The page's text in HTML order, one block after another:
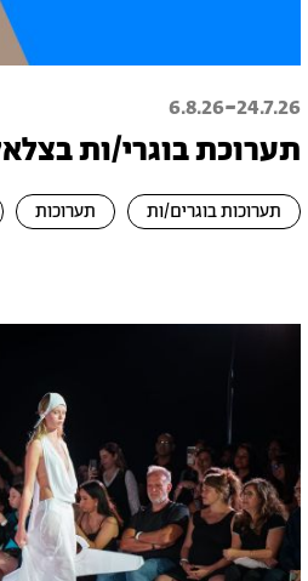
24.7.26
-
6.8.26
תערוכת בוגרי/ות בצלאל
תערוכות בוגרים/ות תערוכות